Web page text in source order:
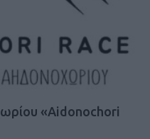
«Aidonochori